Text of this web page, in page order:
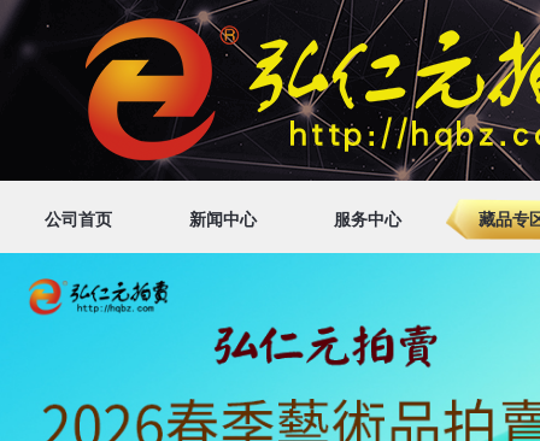
公司首页 新闻中心 服务中心 藏品专